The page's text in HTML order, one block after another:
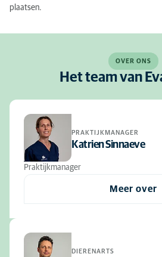
plaatsen.
OVER ONS
Het team van
PRAKTIJKMANAGER
Katrien Sinnaeve
Praktijkmanager
Meer over
DIERENARTS